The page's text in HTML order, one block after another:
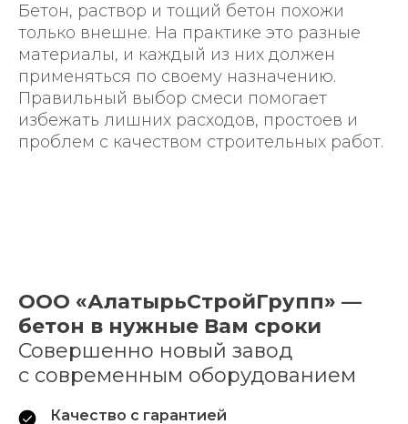
Бетон, раствор и тощий бетон похожи
только внешне. На практике это разные
материалы, и каждый из них должен
применяться по своему назначению.
Правильный выбор смеси помогает
избежать лишних расходов, простоев и
проблем с качеством строительных работ.
ООО «АлатырьСтройГрупп» —
бетон в нужные Вам сроки
Совершенно новый завод
с современным оборудованием
Качество с гарантией
Разработано в Lemon.media